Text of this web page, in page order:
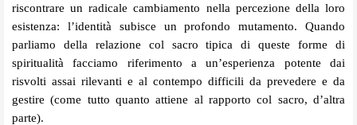
riscontrare un radicale cambiamento nella percezione della loro
esistenza: l’identità subisce un profondo mutamento. Quando
parliamo della relazione col sacro tipica di queste forme di
spiritualità facciamo riferimento a un’esperienza potente dai
risvolti assai rilevanti e al contempo difficili da prevedere e da
gestire (come tutto quanto attiene al rapporto col sacro, d’altra
parte).